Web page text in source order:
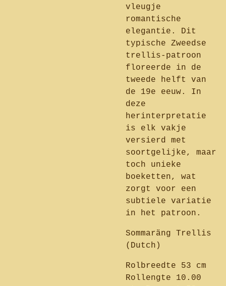
vleugje
romantische
elegantie. Dit
typische Zweedse
trellis-patroon
floreerde in de
tweede helft van
de 19e eeuw. In
deze
herinterpretatie
is elk vakje
versierd met
soortgelijke, maar
toch unieke
boeketten, wat
zorgt voor een
subtiele variatie
in het patroon.
Sommaräng Trellis
(Dutch)
Rolbreedte 53 cm
Rollengte 10.00